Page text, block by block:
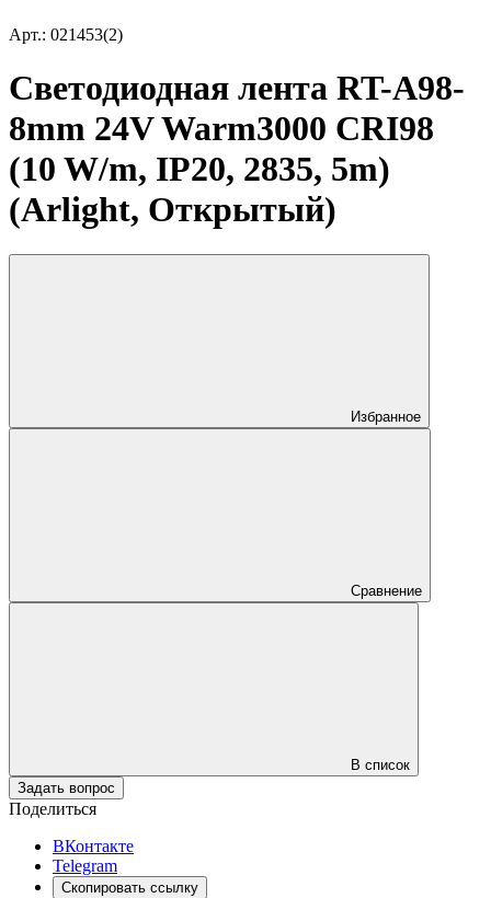
Арт.: 021453(2)
Светодиодная лента RT-A98-
8mm 24V Warm3000 CRI98
(10 W/m, IP20, 2835, 5m)
(Arlight, Открытый)
Избранное
Сравнение
В список
Задать вопрос
Поделиться
ВКонтакте
Telegram
Скопировать ссылку